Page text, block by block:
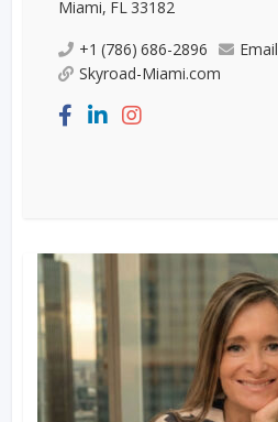
Miami, FL 33182
+1 (786) 686-2896
Email
Skyroad-Miami.com